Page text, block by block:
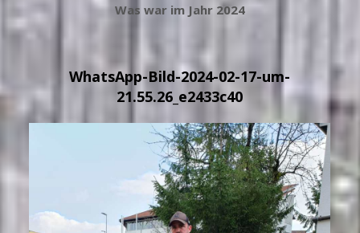
Was war im Jahr 2024
WhatsApp-Bild-2024-02-17-um-
21.55.26_e2433c40